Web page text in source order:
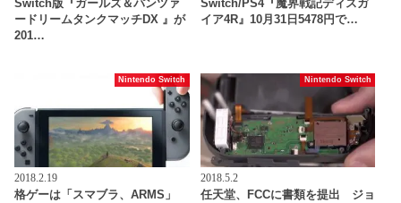
Switch版『ガールズ＆パンツァ
ードリームタンクマッチDX 』が
201…
Switch/PS4『魔界戦記ディスガ
イア4R』10月31日5478円で…
Nintendo Switch
2018.2.19
格ゲーは「スマブラ、ARMS」
Nintendo Switch
2018.5.2
任天堂、FCCに書類を提出 ジョ